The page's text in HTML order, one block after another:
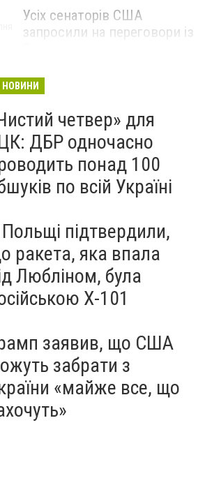
Усіх сенаторів США
запросили на переговори із
Росії, – The Hill
НОВИНИ
четвер» для
ДБР одночасно
понад 100
по всій Україні
підтвердили,
ракета, яка впала
Любліном, була
Х-101
заявив, що США
забрати з
«майже все, що